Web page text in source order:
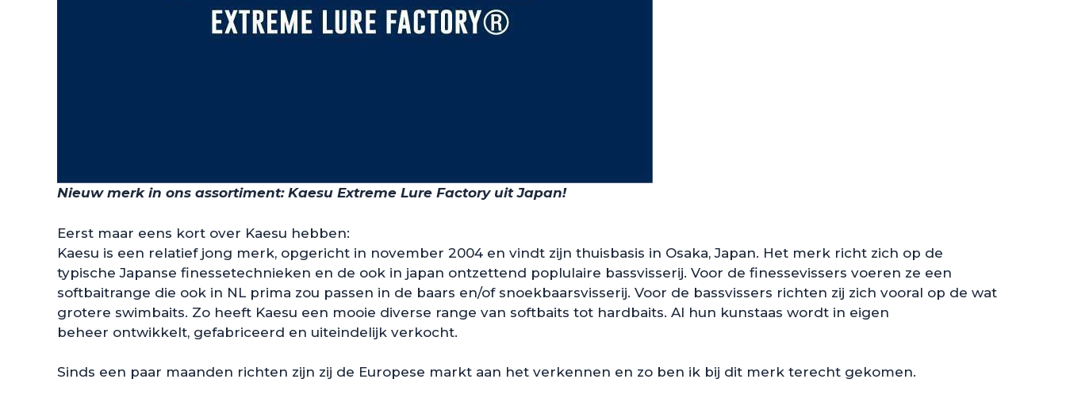
Nieuw merk in ons assortiment: Kaesu Extreme Lure Factory uit Japan!
Eerst maar eens kort over Kaesu hebben:
Kaesu is een relatief jong merk, opgericht in november 2004 en vindt zijn thuisbasis in Osaka, Japan. Het merk richt zich op de
typische Japanse finessetechnieken en de ook in japan ontzettend poplulaire bassvisserij. Voor de finessevissers voeren ze een
softbaitrange die ook in NL prima zou passen in de baars en/of snoekbaarsvisserij. Voor de bassvissers richten zij zich vooral op de wat
grotere swimbaits. Zo heeft Kaesu een mooie diverse range van softbaits tot hardbaits. Al hun kunstaas wordt in eigen
beheer ontwikkelt, gefabriceerd en uiteindelijk verkocht.
Sinds een paar maanden richten zijn zij de Europese markt aan het verkennen en zo ben ik bij dit merk terecht gekomen.